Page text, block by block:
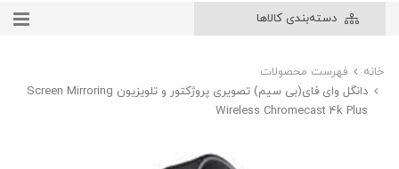
دسته‌بندی کالاها
خانه
فهرست محصولات
دانگل وای فای(بی سیم) تصویری پروژکتور و تلویزیون Screen Mirroring
Wireless Chromecast 4k Plus